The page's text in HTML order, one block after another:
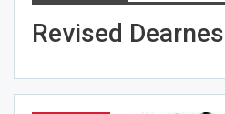
Revised